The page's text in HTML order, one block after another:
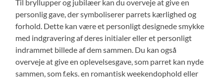
Til bryllupper og jubilæer kan du overveje at give en
personlig gave, der symboliserer parrets kærlighed og
forhold. Dette kan være et personligt designede smykke
med indgravering af deres initialer eller et personligt
indrammet billede af dem sammen. Du kan også
overveje at give en oplevelsesgave, som parret kan nyde
sammen, som f.eks. en romantisk weekendophold eller